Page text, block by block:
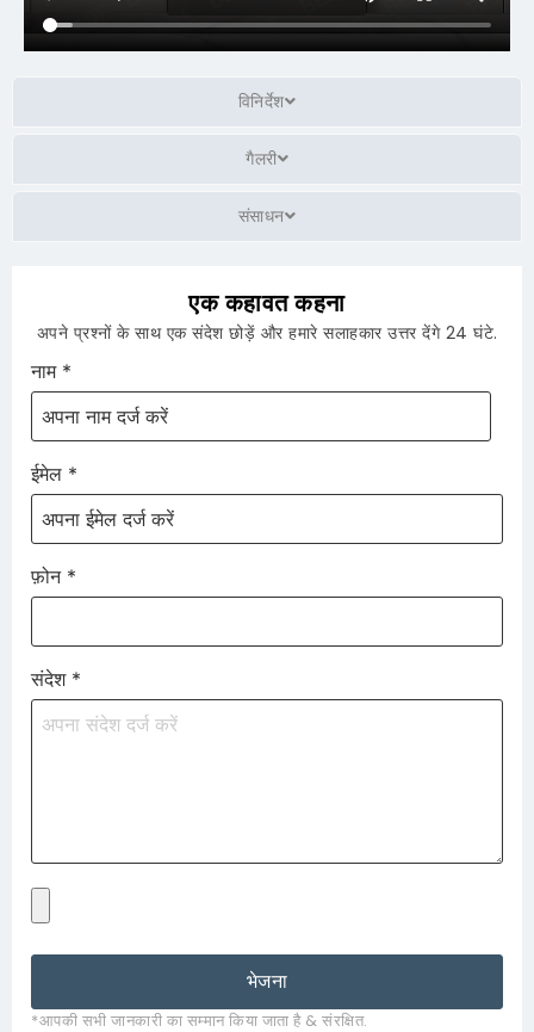
विनिर्देश
गैलरी
संसाधन
एक कहावत कहना
अपने प्रश्नों के साथ एक संदेश छोड़ें और हमारे सलाहकार उत्तर देंगे 24 घंटे.
नाम *
ईमेल *
फ़ोन *
संदेश *
भेजना
*आपकी सभी जानकारी का सम्मान किया जाता है & संरक्षित.